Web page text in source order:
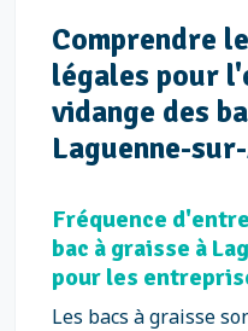
Comprendre
légales pour
vidange des
Laguenne-
Fréquence
bac à graisse à
pour les
Les bacs à graisse